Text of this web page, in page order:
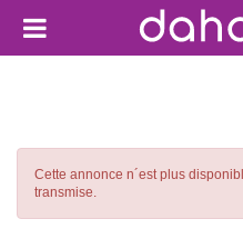
Cette annonce n´est plus
transmise.